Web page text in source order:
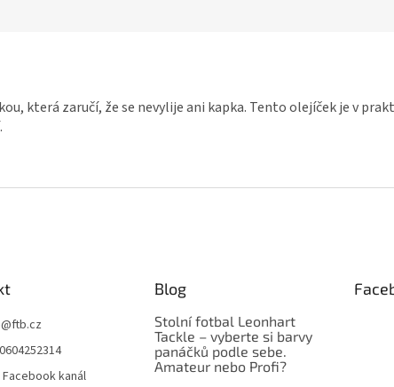
která zaručí, že se nevylije ani kapka. Tento olejíček je v
@ftb.cz
Facebook kanál
Blog
Stolní fotbal Leonhart
Tackle – vyberte si barvy
panáčků podle sebe.
Amateur nebo Profi?